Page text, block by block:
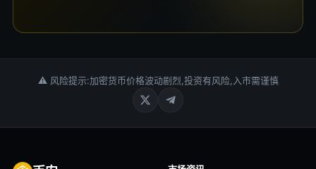
⚠ 风险提示:加密货币价格波动剧烈,投资有风险,入市需谨慎